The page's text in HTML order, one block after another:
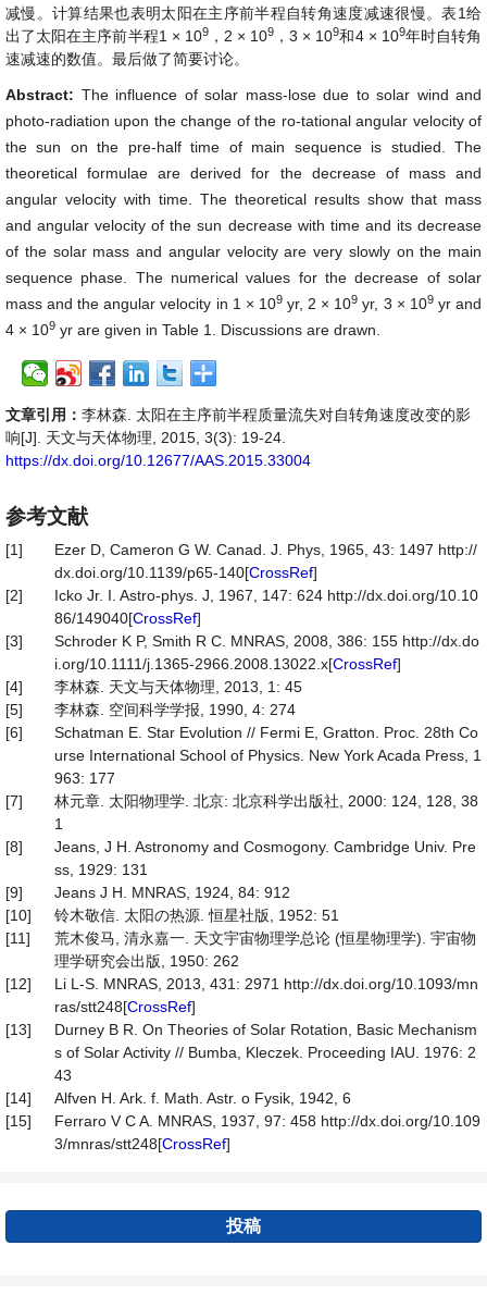
减慢。计算结果也表明太阳在主序前半程自转角速度减速很慢。表1给
出了太阳在主序前半程1 × 109，2 × 109 ，3 × 109和4 × 109年时自转角
速减速的数值。最后做了简要讨论。
Abstract: The influence of solar mass-lose due to solar wind and
photo-radiation upon the change of the ro-tational angular velocity of
the sun on the pre-half time of main sequence is studied. The
theoretical formulae are derived for the decrease of mass and
angular velocity with time. The theoretical results show that mass
and angular velocity of the sun decrease with time and its decrease
of the solar mass and angular velocity are very slowly on the main
sequence phase. The numerical values for the decrease of solar
mass and the angular velocity in 1 × 109yr, 2 × 109 yr, 3 × 109yr and
4 × 109 yr are given in Table 1. Discussions are drawn.
文章引用： 李林森. 太阳在主序前半程质量流失对自转角速度改变的影
响[J]. 天文与天体物理, 2015, 3(3): 19-24.
https://dx.doi.org/10.12677/AAS.2015.33004
参考文献
[1]
Ezer D, Cameron G W. Canad. J. Phys, 1965, 43: 1497 http://
dx.doi.org/10.1139/p65-140[CrossRef]
[2]
Icko Jr. I. Astro-phys. J, 1967, 147: 624 http://dx.doi.org/10.10
86/149040[CrossRef]
[3]
Schroder K P, Smith R C. MNRAS, 2008, 386: 155 http://dx.do
i.org/10.1111/j.1365-2966.2008.13022.x[CrossRef]
[4]
李林森. 天文与天体物理, 2013, 1: 45
[5]
李林森. 空间科学学报, 1990, 4: 274
[6]
Schatman E. Star Evolution // Fermi E, Gratton. Proc. 28th Co
urse International School of Physics. New York Acada Press, 1
963: 177
[7]
林元章. 太阳物理学. 北京: 北京科学出版社, 2000: 124, 128, 38
1
[8]
Jeans, J H. Astronomy and Cosmogony. Cambridge Univ. Pre
ss, 1929: 131
[9]
Jeans J H. MNRAS, 1924, 84: 912
[10]
铃木敬信. 太阳の热源. 恒星社版, 1952: 51
[11]
荒木俊马, 清永嘉一. 天文宇宙物理学总论 (恒星物理学). 宇宙物
理学研究会出版, 1950: 262
[12]
Li L-S. MNRAS, 2013, 431: 2971 http://dx.doi.org/10.1093/mn
ras/stt248[CrossRef]
[13]
Durney B R. On Theories of Solar Rotation, Basic Mechanism
s of Solar Activity // Bumba, Kleczek. Proceeding IAU. 1976: 2
43
[14]
Alfven H. Ark. f. Math. Astr. o Fysik, 1942, 6
[15]
Ferraro V C A. MNRAS, 1937, 97: 458 http://dx.doi.org/10.109
3/mnras/stt248[CrossRef]
投稿